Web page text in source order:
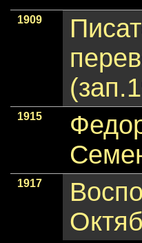
1909
1915
1917